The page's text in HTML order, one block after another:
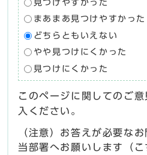
見つけやすかった
まあまあ見つけやすかった
どちらともいえない
やや見つけにくかった
見つけにくかった
このページに関してのご
入ください。
（注意）お答えが必要な
当部署へお願いします（